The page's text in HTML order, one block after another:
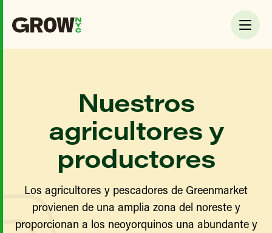
Nuestros
agricultores y
productores
Los agricultores y pescadores de Greenmarket
provienen de una amplia zona del noreste y
proporcionan a los neoyorquinos una abundante y